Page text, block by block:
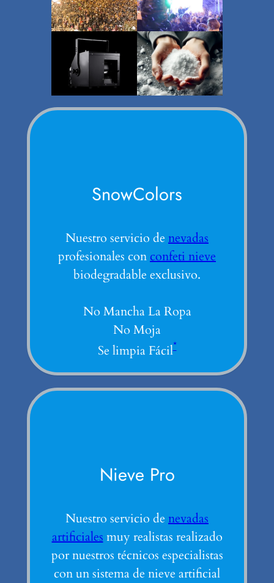
SnowColors
Nuestro servicio de nevadas
profesionales con confeti nieve
biodegradable exclusivo.
No Mancha La Ropa
No Moja
Se limpia Fácil*
Nieve Pro
Nuestro servicio de nevadas
artificiales muy realistas realizado
por nuestros técnicos especialistas
con un sistema de nieve artificial